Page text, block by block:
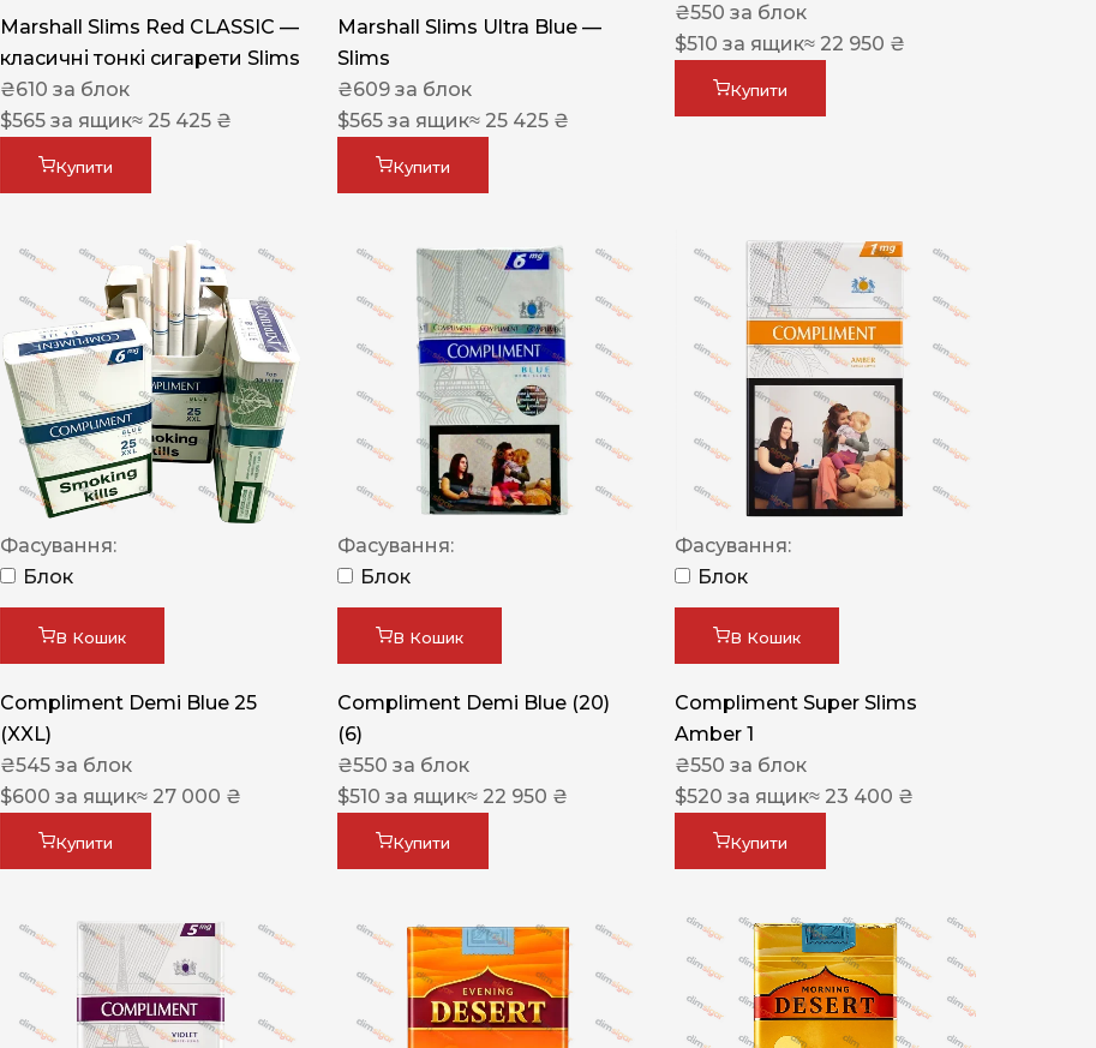
Cigaronne
Marshall Slims Red CLASSIC —
класичні тонкі сигарети Slims
₴610 за блок
$565 за ящик≈ 25 425 ₴
Купити
Marshall Slims Ultra Blue —
Slims
₴609 за блок
$565 за ящик≈ 25 425 ₴
Купити
₴550 за блок
$510 за ящик≈ 22 950 ₴
Купити
Фасування:
Блок
В Кошик
Compliment Demi Blue 25
(XXL)
₴545 за блок
$600 за ящик≈ 27 000 ₴
Купити
Фасування:
Блок
В Кошик
Compliment Demi Blue (20)
(6)
₴550 за блок
$510 за ящик≈ 22 950 ₴
Купити
Фасування:
Блок
В Кошик
Compliment Super Slims
Amber 1
₴550 за блок
$520 за ящик≈ 23 400 ₴
Купити